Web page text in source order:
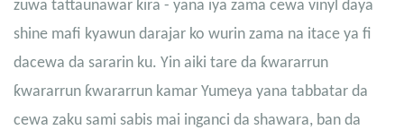
zuwa tattaunawar ƙira - yana iya zama cewa vinyl ɗaya
shine mafi kyawun darajar ko wurin zama na itace ya fi
dacewa da sararin ku. Yin aiki tare da ƙwararrun
ƙwararrun ƙwararrun kamar Yumeya yana tabbatar da
cewa zaku sami sabis mai inganci da shawara, ban da